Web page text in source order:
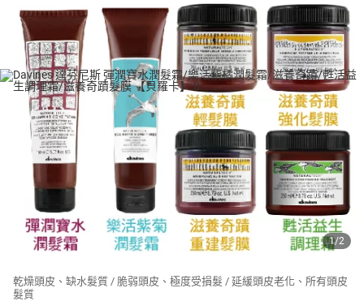
女裝 男裝 化妝保養 情趣用品
日本購物 電子/紙本書
HOT
1/2
乾燥頭皮、缺水髮質 / 脆弱頭皮、極度受損髮 / 延緩頭皮老化、所有頭皮
髮質